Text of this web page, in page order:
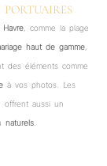
Havre , comme la plage
haut de gamme
des éléments comme
à vos photos. Les
offrent aussi un
naturels.